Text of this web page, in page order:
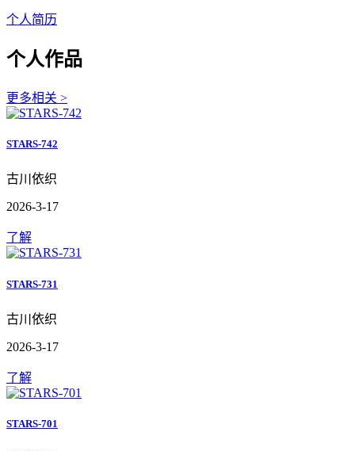
个人简历
个人作品
更多相关 >
STARS-742
古川依织
2026-3-17
了解
STARS-731
古川依织
2026-3-17
了解
STARS-701